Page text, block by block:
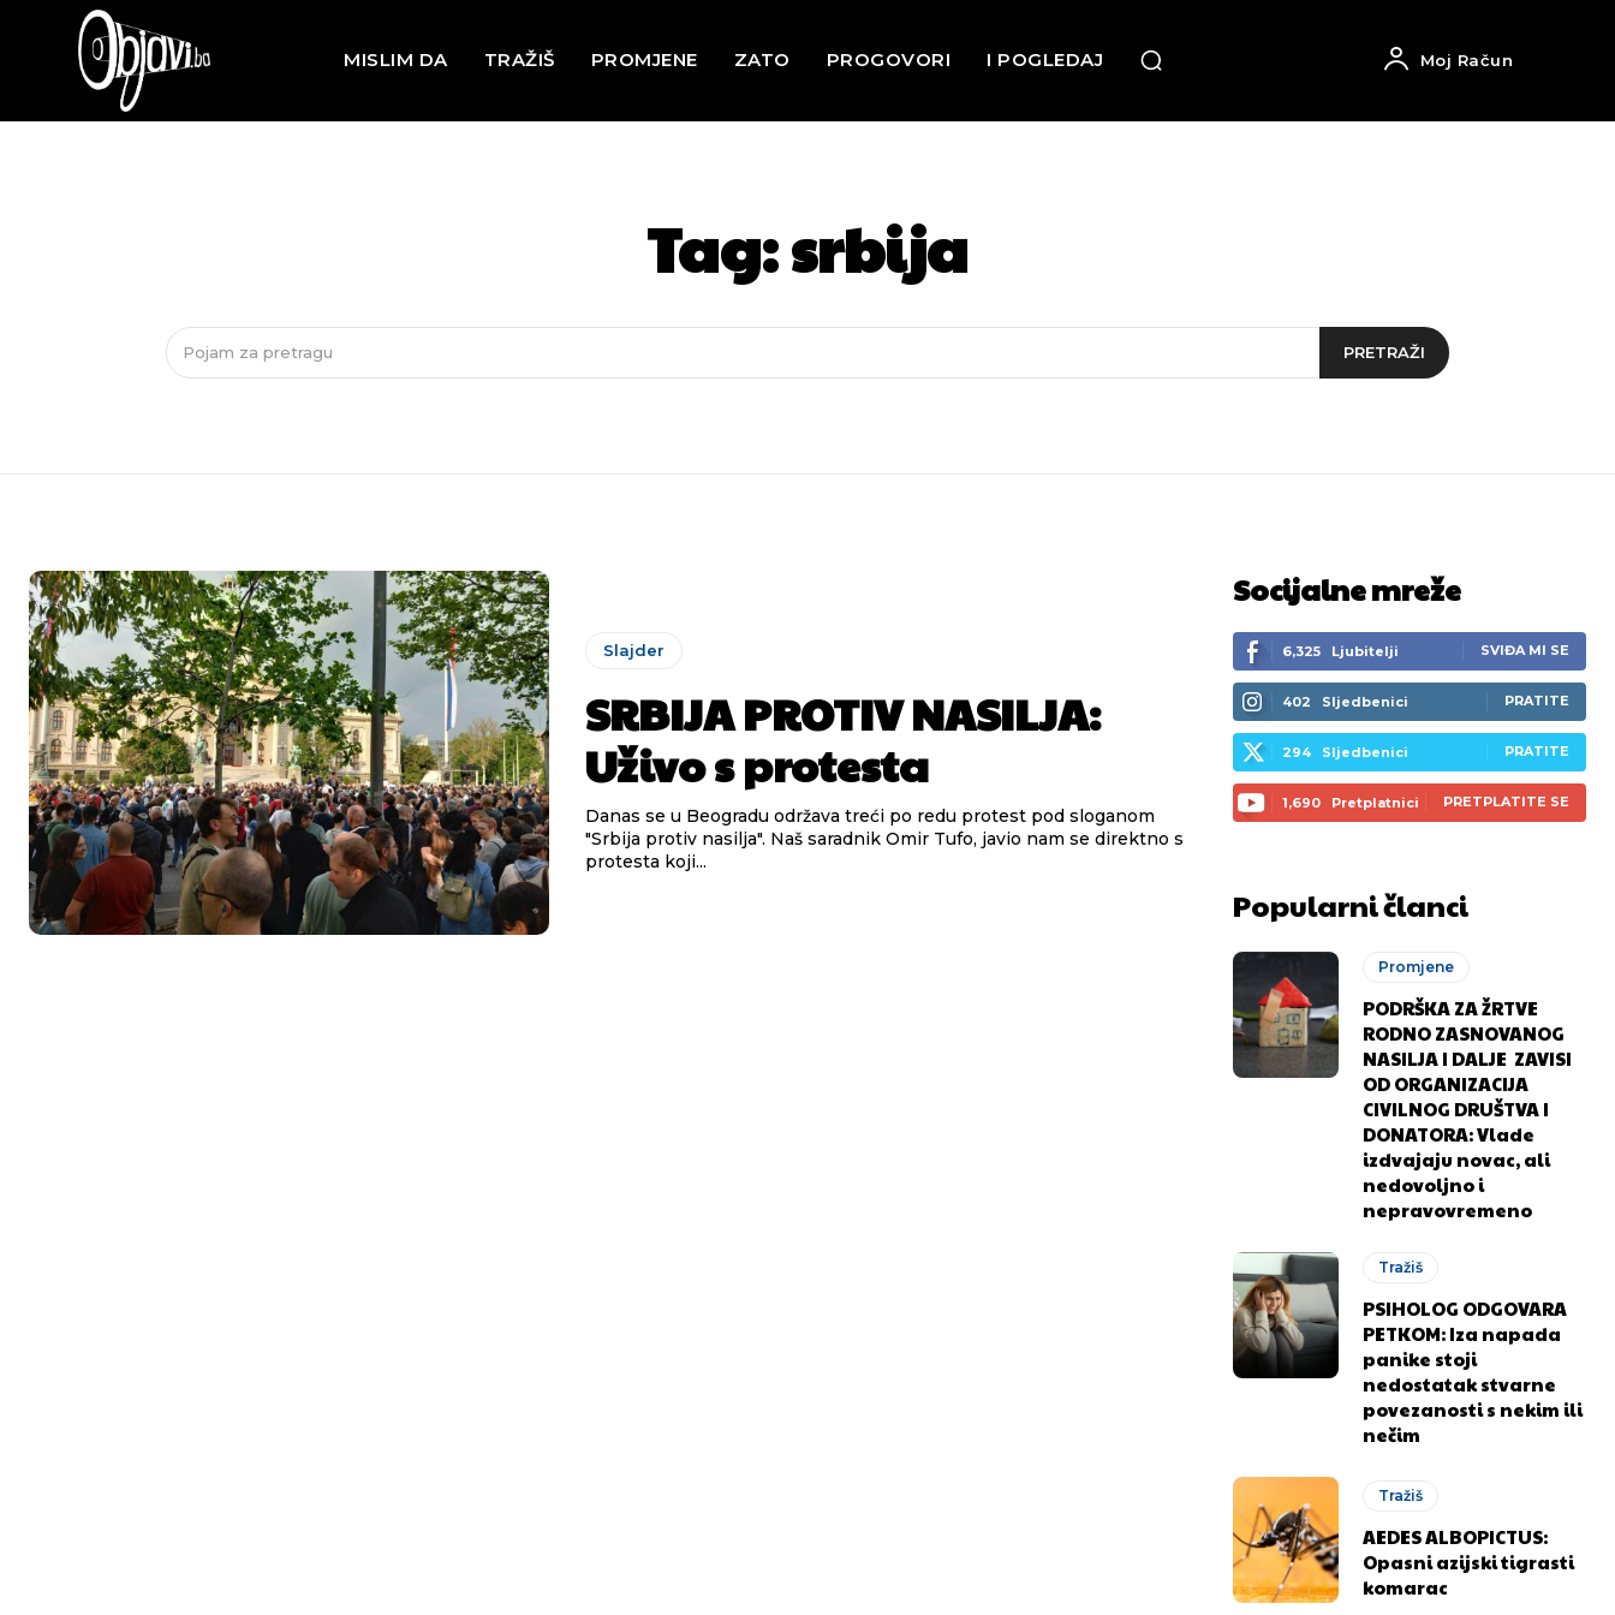
MISLIM DA TRAŽIŠ PROMJENE ZATO PROGOVORI I POGLEDAJ Moj Račun
Tag:srbija
Pojam za pretragu PRETRAŽI
Slajder
SRBIJA PROTIV NASILJA:
Uživo s protesta
Danas se u Beogradu održava treći po redu protest pod sloganom
"Srbija protiv nasilja". Naš saradnik Omir Tufo, javio nam se direktno s
protesta koji...
Socijalne mreže
6,325 Ljubitelji SVIĐA MI SE
402 Sljedbenici PRATITE
294 Sljedbenici PRATITE
1,690 Pretplatnici PRETPLATITE SE
Popularni članci
Promjene
PODRŠKA ZA ŽRTVE
RODNO ZASNOVANOG
NASILJA I DALJE ZAVISI
OD ORGANIZACIJA
CIVILNOG DRUŠTVA I
DONATORA: Vlade
izdvajaju novac, ali
nedovoljno i
nepravovremeno
Tražiš
PSIHOLOG ODGOVARA
PETKOM: Iza napada
panike stoji
nedostatak stvarne
povezanosti s nekim ili
nečim
Tražiš
AEDES ALBOPICTUS:
Opasni azijski tigrasti
komarac